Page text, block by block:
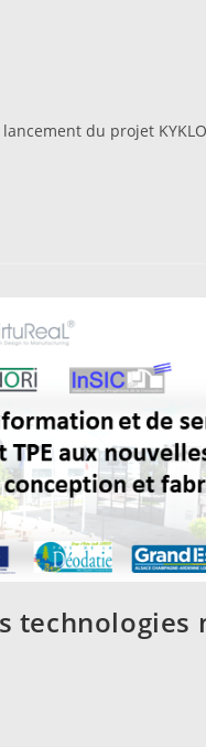
du projet
technologies